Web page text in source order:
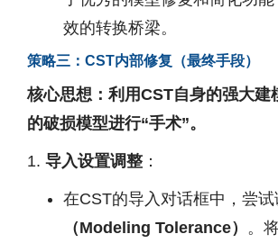
效的转换桥梁。
策略三：CST内部修复（最终手段）
核心思想：利用CST自身的强大建
的破损模型进行“手术”。
导入设置调整 ：
在CST的导入对话框中，尝试
（Modeling Tolerance） 。